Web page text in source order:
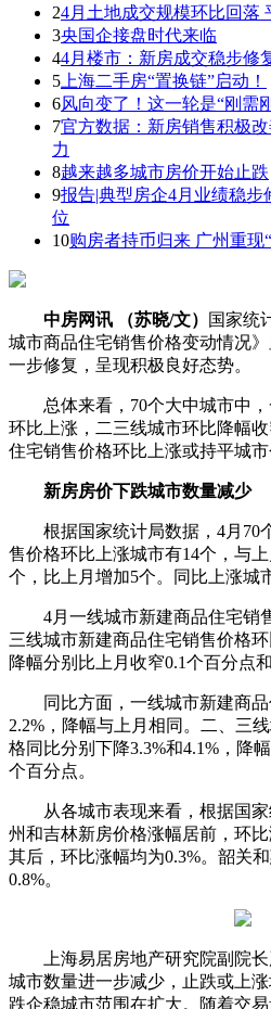
24月土地成交规模环比回落
3央国企接盘时代来临
44月楼市：新房成交稳步修
5 上海二手房“置换链”启动！
6风向变了！这一轮是“刚需
7官方数据：新房销售积极
力
8越来越多城市房价开始止跌
9报告|典型房企4月业绩稳
位
10购房者持币归来 广州重现
中房网讯 （苏晓/文）
国家统
城市商品住宅销售价格变动情况
一步修复，呈现积极良好态势。
总体来看，70个大中城市中，
环比上涨，二三线城市环比降幅
住宅销售价格环比上涨或持平城市
新房房价下跌城市数量减少
根据国家统计局数据，4月70
售价格环比上涨城市有14个，与
个，比上月增加5个。同比上涨城
4月一线城市新建商品住宅销售
三线城市新建商品住宅销售价格环
降幅分别比上月收窄0.1个百分点和
同比方面，一线城市新建商品
2.2%，降幅与上月相同。二、三
格同比分别下降3.3%和4.1%，降
个百分点。
从各城市表现来看，根据国家
州和吉林新房价格涨幅居前，环
其后，环比涨幅均为0.3%。韶关
0.8%。
上海易居房地产研究院副院长
城市数量进一步减少，止跌或上
跌企稳城市范围在扩大。随着交